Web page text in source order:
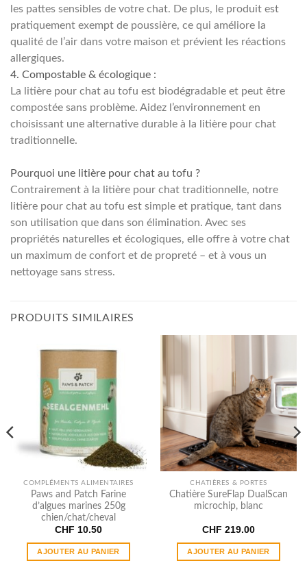
les pattes sensibles de votre chat. De plus, le produit est
pratiquement exempt de poussière, ce qui améliore la
qualité de l’air dans votre maison et prévient les réactions
allergiques.
4. Compostable & écologique :
La litière pour chat au tofu est biodégradable et peut être
compostée sans problème. Aidez l’environnement en
choisissant une alternative durable à la litière pour chat
traditionnelle.
Pourquoi une litière pour chat au tofu ?
Contrairement à la litière pour chat traditionnelle, notre
litière pour chat au tofu est simple et pratique, tant dans
son utilisation que dans son élimination. Avec ses
propriétés naturelles et écologiques, elle offre à votre chat
un maximum de confort et de propreté – et à vous un
nettoyage sans stress.
PRODUITS SIMILAIRES
COMPLÉMENTS ALIMENTAIRES
Paws and Patch Farine
d’algues marines 250g
chien/chat/cheval
CHF 10.50
AJOUTER AU PANIER
CHATIÈRES & PORTES
Chatière SureFlap DualScan
microchip, blanc
CHF 219.00
AJOUTER AU PANIER